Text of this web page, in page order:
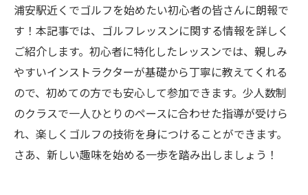
浦安駅近くでゴルフを始めたい初心者の皆さんに朗報で
す！本記事では、ゴルフレッスンに関する情報を詳しく
ご紹介します。初心者に特化したレッスンでは、親しみ
やすいインストラクターが基礎から丁寧に教えてくれる
ので、初めての方でも安心して参加できます。少人数制
のクラスで一人ひとりのペースに合わせた指導が受けら
れ、楽しくゴルフの技術を身につけることができます。
さあ、新しい趣味を始める一歩を踏み出しましょう！